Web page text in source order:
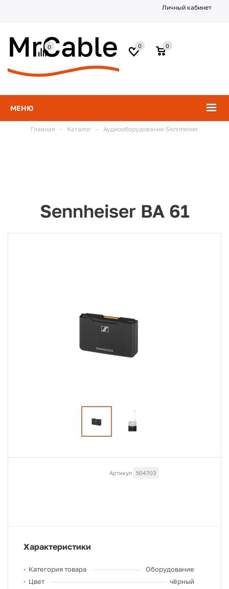
Личный кабинет
МЕНЮ
0
0
0
Главная - Каталог - Аудиооборудование Sennheiser
Sennheiser BA 61
Артикул 504703
Характеристики
Категория товара
Оборудование
Цвет
чёрный